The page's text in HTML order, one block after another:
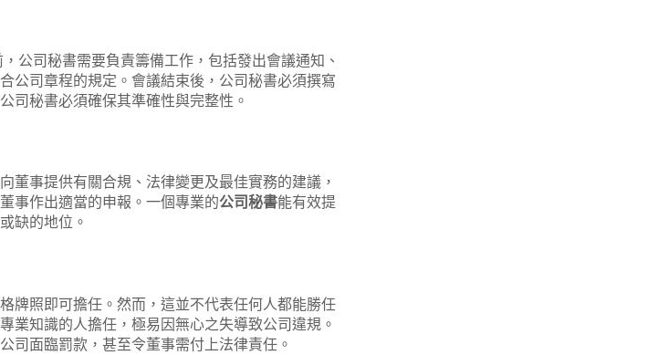
公司秘書需要負責籌備工作，包括發出會議通知、
公司章程的規定。會議結束後，公司秘書必須撰寫
司秘書必須確保其準確性與完整性。
董事提供有關合規、法律變更及最佳實務的建議，
事作出適當的申報。一個專業的公司秘書能有效提
缺的地位。
牌照即可擔任。然而，這並不代表任何人都能勝任
業知識的人擔任，極易因無心之失導致公司違規。
司面臨罰款，甚至令董事需付上法律責任。